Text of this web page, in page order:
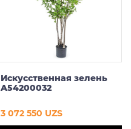
Искусственная зелень
A54200032
3 072 550 UZS